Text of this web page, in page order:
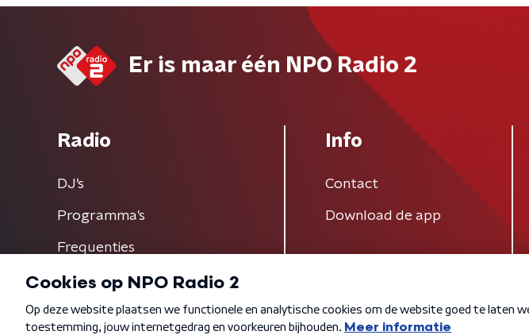
Er is maar één NPO Radio 2
Radio
DJ’s
Programma's
Frequenties
Info
Contact
Download de app